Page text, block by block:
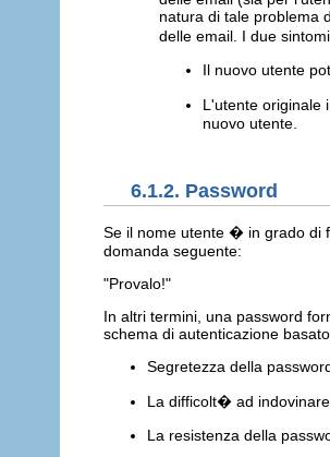
natura di tale problema
delle email. I due
Il nuovo utente
L'utente originale
nuovo utente.
6.1.2. Password
Se il nome utente � in grado di
domanda seguente:
"Provalo!"
In altri termini, una password
schema di autenticazione
Segretezza della
La difficolt� ad
La resistenza della